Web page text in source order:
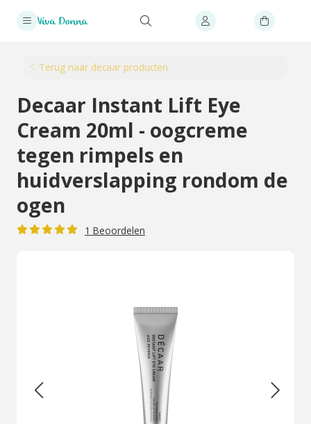
Terug naar decaar producten
Decaar Instant Lift Eye
Cream 20ml - oogcreme
tegen rimpels en
huidverslapping rondom de
ogen
1 Beoordelen